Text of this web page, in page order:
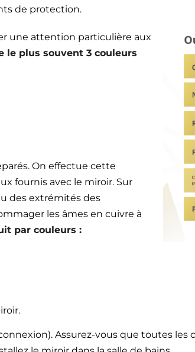
de protection.
une attention particulière aux
le plus souvent 3 couleurs
On effectue cette
fournis avec le miroir. Sur
des extrémités des
les âmes en cuivre à
par couleurs :
Assurez-vous que toutes les